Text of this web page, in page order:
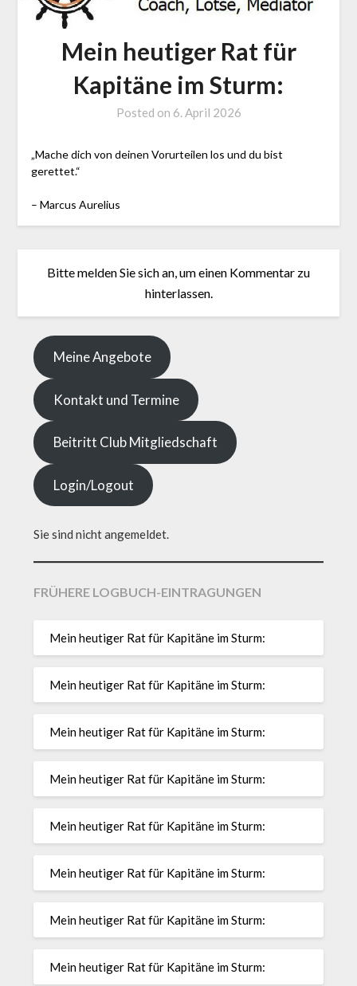
Mein heutiger Rat für
Kapitäne im Sturm:
Posted on 6. April 2026
LOGA,
„Mache dich von deinen Vorurteilen los und du bist
gerettet.“
– Marcus Aurelius
Bitte melden Sie sich an, um einen Kommentar zu
hinterlassen.
Meine Angebote
Kontakt und Termine
Beitritt Club Mitgliedschaft
Login/Logout
Sie sind nicht angemeldet.
FRÜHERE LOGBUCH-EINTRAGUNGEN
Mein heutiger Rat für Kapitäne im Sturm:
Mein heutiger Rat für Kapitäne im Sturm:
Mein heutiger Rat für Kapitäne im Sturm:
Mein heutiger Rat für Kapitäne im Sturm:
Mein heutiger Rat für Kapitäne im Sturm:
Mein heutiger Rat für Kapitäne im Sturm:
Mein heutiger Rat für Kapitäne im Sturm:
Mein heutiger Rat für Kapitäne im Sturm: